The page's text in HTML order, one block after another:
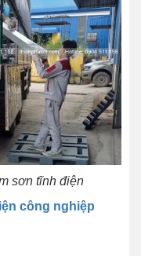
sơn tĩnh điện
công nghiệp